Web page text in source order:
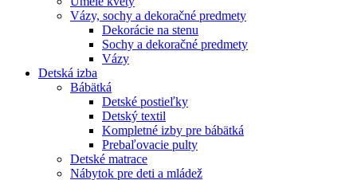
Vázy, sochy a dekoračné predmety
Dekorácie na stenu
Sochy a dekoračné predmety
Vázy
Detská izba
Bábätká
Detské postieľky
Detský textil
Kompletné izby pre bábätká
Prebaľovacie pulty
Detské matrace
Nábytok pre deti a mládež